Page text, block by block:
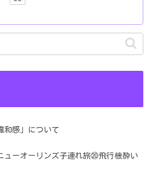
和感」について
ューオーリンズ子連れ旅⑳飛行機酔い